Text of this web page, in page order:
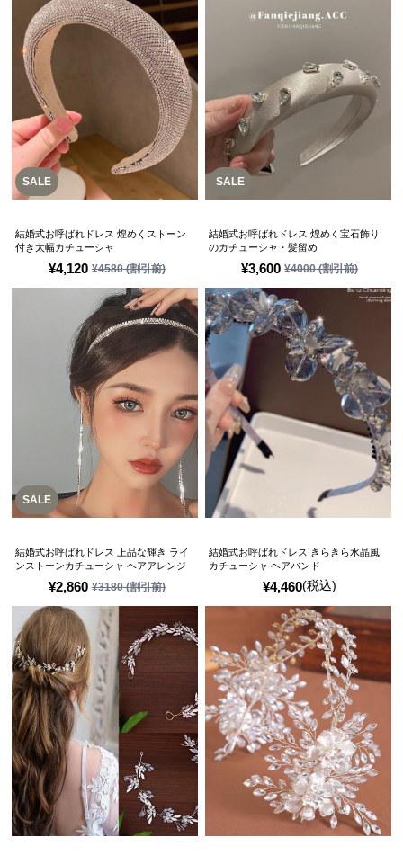
SALE
¥4,120 ¥4580(割引前)
結婚式お呼ばれドレス 煌めくストーン
付き太幅カチューシャ
SALE
¥3,600 ¥4000(割引前)
結婚式お呼ばれドレス 煌めく宝石飾り
のカチューシャ・髪留め
SALE
¥2,860 ¥3180(割引前)
結婚式お呼ばれドレス 上品な輝き ライ
ンストーンカチューシャ ヘアアレンジ
¥4,460(税込)
結婚式お呼ばれドレス きらきら水晶風
カチューシャ ヘアバンド